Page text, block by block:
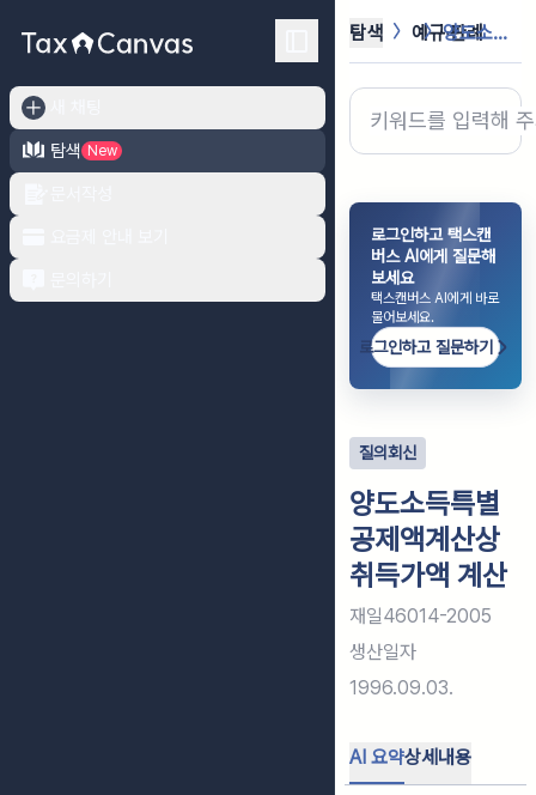
탐색
New
탐색 예규·판례 양도소득특별공제액계산상 취득가액 계산
로그인하고 택스캔
버스 AI에게 질문해
보세요
택스캔버스 AI에게 바로
물어보세요.
로그인하고 질문하기
질의회신
양도소득특별
공제액계산상
취득가액 계산
재일46014-2005
생산일자
1996.09.03.
AI 요약상세내용